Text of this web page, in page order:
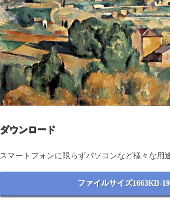
ダウンロード
スマートフォンに限らずパソコンなど様々な用
ファイルサイズ1663KB-